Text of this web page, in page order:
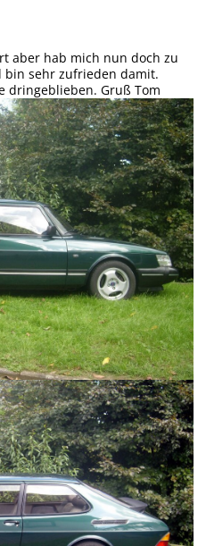
aber hab mich nun doch zu
bin sehr zufrieden damit.
dringeblieben. Gruß Tom